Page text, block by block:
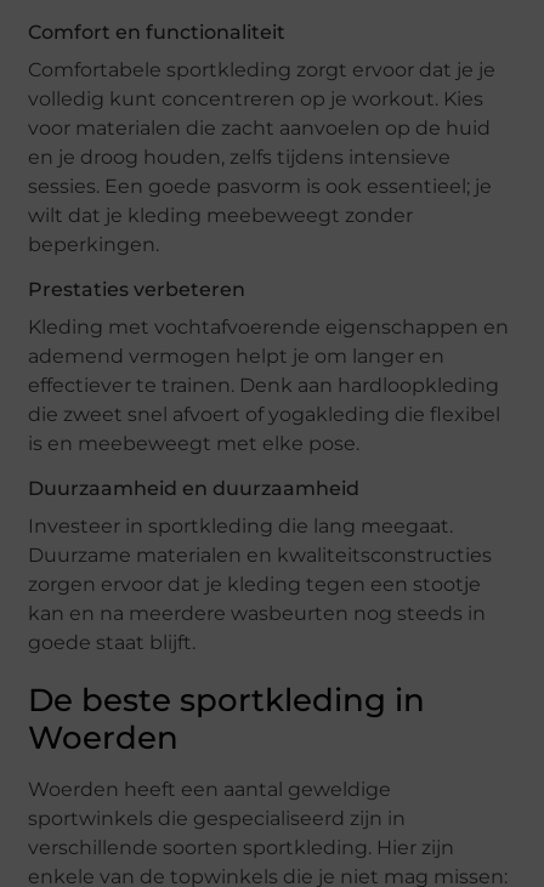
Comfort en functionaliteit
Comfortabele sportkleding zorgt ervoor dat je je
volledig kunt concentreren op je workout. Kies
voor materialen die zacht aanvoelen op de huid
en je droog houden, zelfs tijdens intensieve
sessies. Een goede pasvorm is ook essentieel; je
wilt dat je kleding meebeweegt zonder
beperkingen.
Prestaties verbeteren
Kleding met vochtafvoerende eigenschappen en
ademend vermogen helpt je om langer en
effectiever te trainen. Denk aan hardloopkleding
die zweet snel afvoert of yogakleding die flexibel
is en meebeweegt met elke pose.
Duurzaamheid en duurzaamheid
Investeer in sportkleding die lang meegaat.
Duurzame materialen en kwaliteitsconstructies
zorgen ervoor dat je kleding tegen een stootje
kan en na meerdere wasbeurten nog steeds in
goede staat blijft.
De beste sportkleding in
Woerden
Woerden heeft een aantal geweldige
sportwinkels die gespecialiseerd zijn in
verschillende soorten sportkleding. Hier zijn
enkele van de topwinkels die je niet mag missen: